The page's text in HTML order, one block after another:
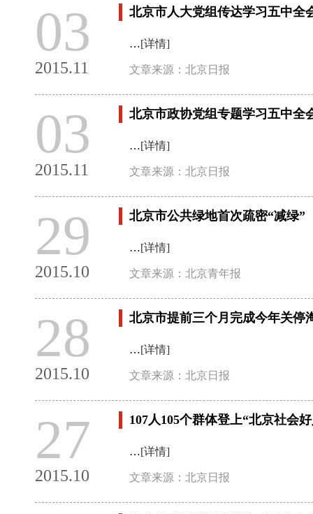
03
2015.11
北京市人大党组传达学习五中全
…[详情]
文章来源：北京日报
03
2015.11
北京市政协党组专题学习五中全
…[详情]
文章来源：北京日报
29
2015.10
北京市公共绿地首次疏密“减绿”
…[详情]
文章来源：北京青年报
28
2015.10
北京市提前三个月完成今年关停
…[详情]
文章来源：北京日报
27
2015.10
107人105个群体登上“北京社会
…[详情]
文章来源：北京日报